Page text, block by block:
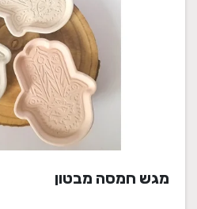
מגש חמסה מבטון